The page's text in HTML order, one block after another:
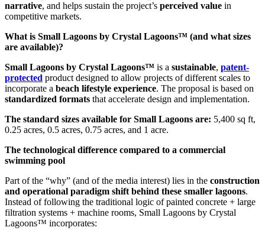
narrative, and helps sustain the project’s perceived value in
competitive markets.
What is Small Lagoons by Crystal Lagoons™ (and what sizes
are available)?
Small Lagoons by Crystal Lagoons™ is a sustainable, patent-
protected product designed to allow projects of different scales to
incorporate a beach lifestyle experience. The proposal is based on
standardized formats that accelerate design and implementation.
The standard sizes available for Small Lagoons are: 5,400 sq ft,
0.25 acres, 0.5 acres, 0.75 acres, and 1 acre.
The technological difference compared to a commercial
swimming pool
Part of the “why” (and of the media interest) lies in the construction
and operational paradigm shift behind these smaller lagoons.
Instead of following the traditional logic of painted concrete + large
filtration systems + machine rooms, Small Lagoons by Crystal
Lagoons™ incorporates: